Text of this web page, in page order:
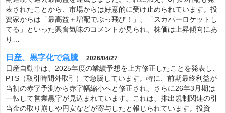
表されたことから、市場からは好意的に受け止められています。投
資家からは「最高益＋増配でぶっ飛び！」、「スカパーロケットし
てる」といった興奮気味のコメントが見られ、株価は上昇傾向にあ
り…
日産、黒字化で急騰 2026/04/27
日産自動車は、2025年度の業績予想を上方修正したことを発表し、
PTS（取引時間外取引）で急騰しています。特に、前期最終利益が
当初の赤字予測から赤字幅縮小へと修正され、さらに26年3月期は
一転して営業黒字が見込まれています。これは、排出規制関連の引
当金の取り崩しや円安などが寄与したと報じられています。投資